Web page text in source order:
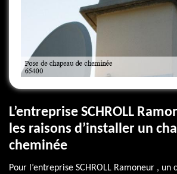
L’entreprise SCHROLL
les raisons d’installer un
cheminée
Pour l’entreprise SCHROLL Ramoneur , un